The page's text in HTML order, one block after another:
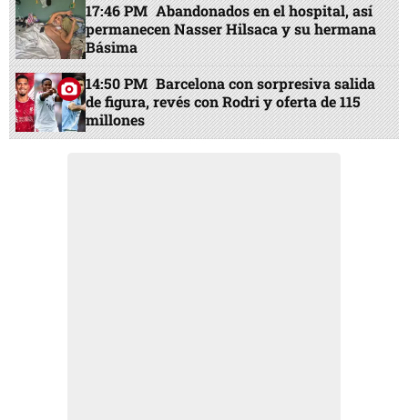
17:46 PM Abandonados en el hospital, así
permanecen Nasser Hilsaca y su hermana
Básima
14:50 PM Barcelona con sorpresiva salida
de figura, revés con Rodri y oferta de 115
millones